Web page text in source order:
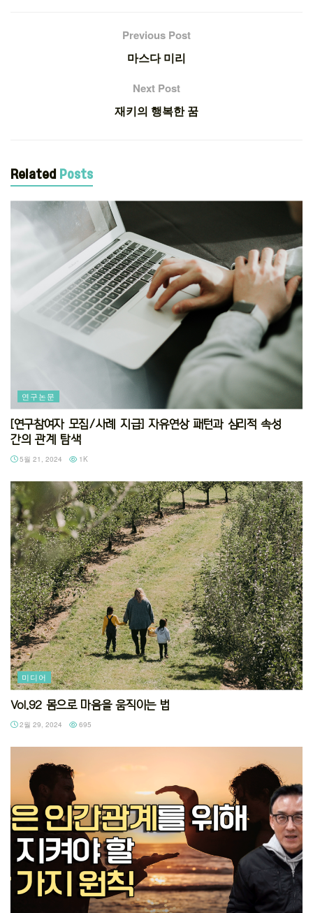
Previous Post
마스다 미리
Next Post
재키의 행복한 꿈
Related Posts
연구논문
[연구참여자 모집/사례 지급] 자유연상 패턴과 심리적 속성
간의 관계 탐색
5월 21, 2024 1K
미디어
Vol.92 몸으로 마음을 움직이는 법
2월 29, 2024 695